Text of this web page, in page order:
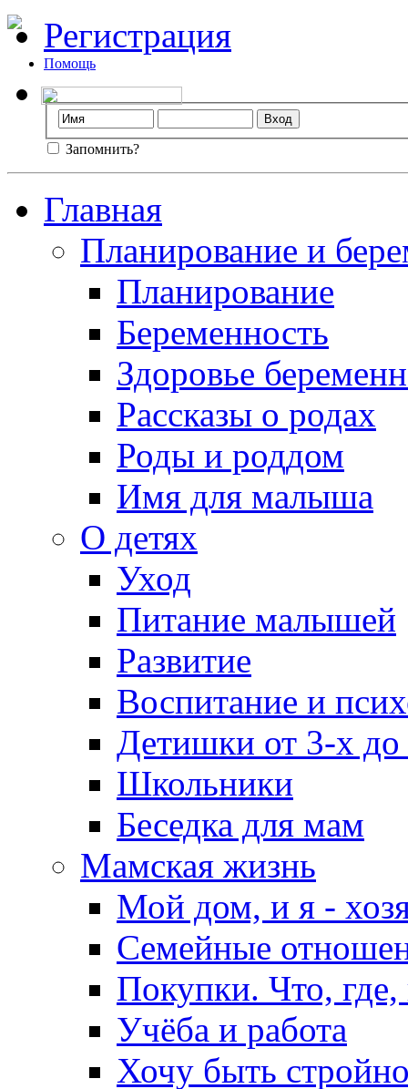
Регистрация
Помощь
Запомнить?
Главная
Планирование и
Планирование
Беременность
Здоровье
Рассказы о родах
Роды и роддом
Имя для малыша
О детях
Уход
Питание малышей
Развитие
Воспитание и
Детишки от 3-х
Школьники
Беседка для мам
Мамская жизнь
Мой дом, и я -
Семейные
Покупки. Что, где,
Учёба и работа
Хочу быть